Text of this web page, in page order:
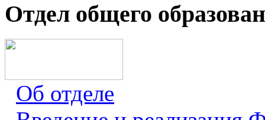
Отдел общего
Об отделе